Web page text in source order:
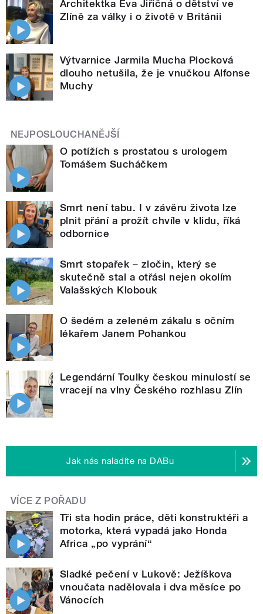
Architektka Eva Jiřičná o dětství ve
Zlíně za války i o životě v Británii
Výtvarnice Jarmila Mucha Plocková
dlouho netušila, že je vnučkou Alfonse
Muchy
NEJPOSLOUCHANĚJŠÍ
O potížích s prostatou s urologem
Tomášem Sucháčkem
Smrt není tabu. I v závěru života lze
plnit přání a prožít chvíle v klidu, říká
odbornice
Smrt stopařek – zločin, který se
skutečně stal a otřásl nejen okolím
Valašských Klobouk
O šedém a zeleném zákalu s očním
lékařem Janem Pohankou
Legendární Toulky českou minulostí se
vracejí na vlny Českého rozhlasu Zlín
Jak nás naladíte na DABu
VÍCE Z POŘADU
Tři sta hodin práce, děti konstruktéři a
motorka, která vypadá jako Honda
Africa „po vyprání“
Sladké pečení v Lukově: Ježíškova
vnoučata nadělovala i dva měsíce po
Vánocích